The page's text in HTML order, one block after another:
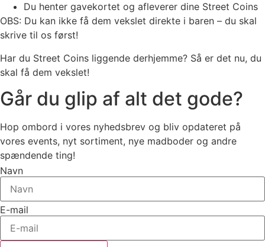
Du henter gavekortet og afleverer dine Street Coins
OBS: Du kan ikke få dem vekslet direkte i baren – du skal
skrive til os først!
Har du Street Coins liggende derhjemme? Så er det nu, du
skal få dem vekslet!
Går du glip af alt det gode?
Hop ombord i vores nyhedsbrev og bliv opdateret på
vores events, nyt sortiment, nye madboder og andre
spændende ting!
Navn
E-mail